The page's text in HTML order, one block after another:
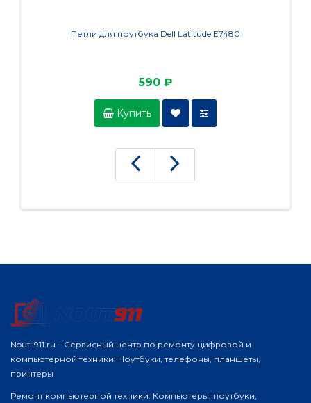
Петли для ноутбука Dell Latitude E7480
590 ₽
Купить
Nout-911.ru – Сервисный центр по ремонту цифровой и
компьютерной техники: Ноутбуки, телефоны, планшеты,
принтеры
Ремонт компьютерной техники: Компьютеры, ноутбуки,